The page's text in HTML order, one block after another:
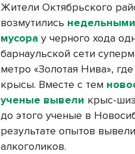
Жители Октябрьского
возмутились
мусора у черного хода
барнаульской сети
метро «Золотая Нива»,
крысы. Вместе с тем
ученые вывели крыс-
до этого ученые в
результате опытов
алкоголиков.